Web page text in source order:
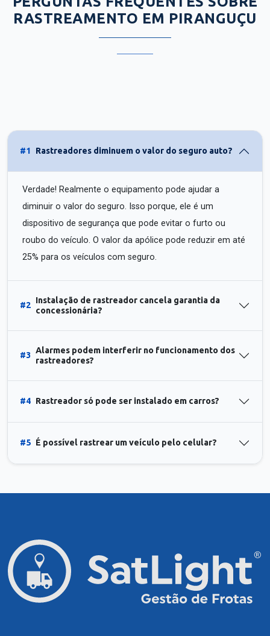
RASTREAMENTO EM PIRANGUÇU
#1 Rastreadores diminuem o valor do seguro auto?
Verdade! Realmente o equipamento pode ajudar a
diminuir o valor do seguro. Isso porque, ele é um
dispositivo de segurança que pode evitar o furto ou
roubo do veículo. O valor da apólice pode reduzir em até
25% para os veículos com seguro.
#2
Instalação de rastreador cancela garantia da
concessionária?
#3
Alarmes podem interferir no funcionamento dos
rastreadores?
#4 Rastreador só pode ser instalado em carros?
#5 É possível rastrear um veículo pelo celular?